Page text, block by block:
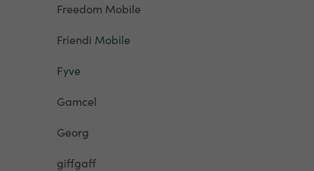
Freedom Mobile
Friendi Mobile
Fyve
Gamcel
Georg
giffgaff